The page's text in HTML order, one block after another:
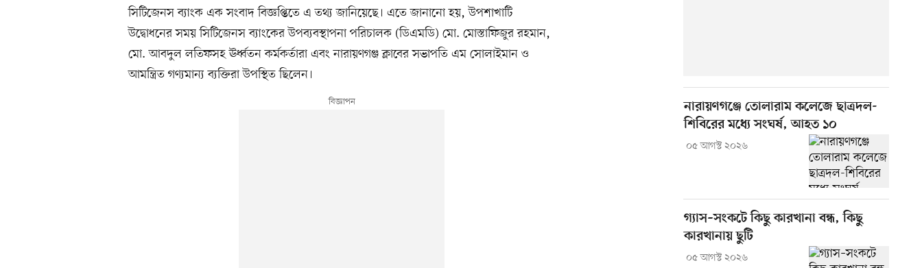
সিটিজেনস ব্যাংক এক সংবাদ বিজ্ঞপ্তিতে এ তথ্য জানিয়েছে। এতে জানানো হয়, উপশাখাটি
উদ্বোধনের সময় সিটিজেনস ব্যাংকের উপব্যবস্থাপনা পরিচালক (ডিএমডি) মো. মোস্তাফিজুর রহমান,
মো. আবদুল লতিফসহ ঊর্ধ্বতন কর্মকর্তারা এবং নারায়ণগঞ্জ ক্লাবের সভাপতি এম সোলাইমান ও
আমন্ত্রিত গণ্যমান্য ব্যক্তিরা উপস্থিত ছিলেন।
নারায়ণগঞ্জে তোলারাম কলেজে ছাত্রদল-
শিবিরের মধ্যে সংঘর্ষ, আহত ১০
০৫ আগস্ট ২০২৬
গ্যাস–সংকটে কিছু কারখানা বন্ধ, কিছু
কারখানায় ছুটি
০৫ আগস্ট ২০২৬